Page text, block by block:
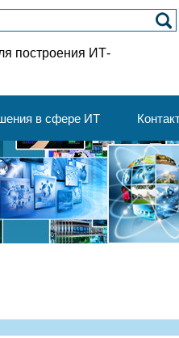
построения ИТ-
в сфере ИТ